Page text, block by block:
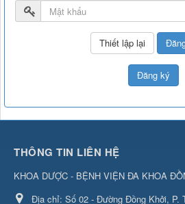
Đăng ký
THÔNG TIN LIÊN HỆ
KHOA DƯỢC - BỆNH VIỆN ĐA KHOA
Địa chỉ: Số 02 - Đường Đồng Khởi, P.